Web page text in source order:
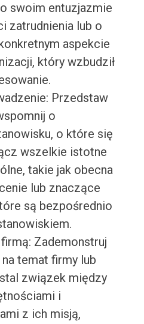
swoim entuzjazmie
zatrudnienia lub o
aspekcie
który wzbudził
Przedstaw
o
o które się
wszelkie istotne
takie jak obecna
lub znaczące
są bezpośrednio
Zademonstruj
temat firmy lub
związek między
i
z ich misją,